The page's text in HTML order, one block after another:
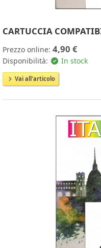
CARTUCCIA
Prezzo online: 4,90 €
Disponibilità: In stock
Vai all'articolo